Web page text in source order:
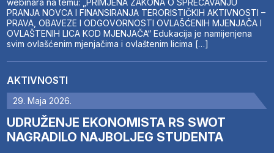
webinara na temu: „PRIMJENA ZAKONA O SPREČAVANJU
PRANJA NOVCA I FINANSIRANJA TERORISTIČKIH AKTIVNOSTI –
PRAVA, OBAVEZE I ODGOVORNOSTI OVLAŠĆENIH MJENJAČA I
OVLAŠTENIH LICA KOD MJENJAČA“ Edukacija je namijenjena
svim ovlašćenim mjenjačima i ovlaštenim licima […]
AKTIVNOSTI
29. Maja 2026.
UDRUŽENJE EKONOMISTA RS SWOT
NAGRADILO NAJBOLJEG STUDENTA